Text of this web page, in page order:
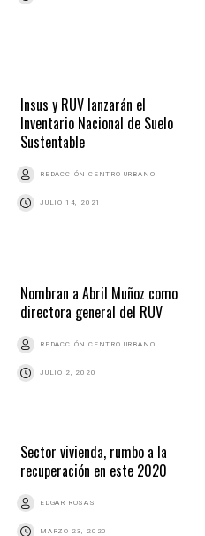
Insus y RUV lanzarán el
Inventario Nacional de Suelo
Sustentable
REDACCIÓN CENTRO URBANO
JULIO 14, 2021
Nombran a Abril Muñoz como
directora general del RUV
REDACCIÓN CENTRO URBANO
JULIO 2, 2020
Sector vivienda, rumbo a la
recuperación en este 2020
EDGAR ROSAS
MARZO 23, 2020